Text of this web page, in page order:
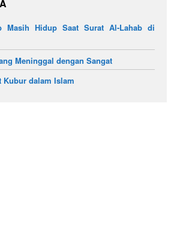
Masih Hidup Saat Surat Al-Lahab di
Meninggal dengan Sangat
Kubur dalam Islam